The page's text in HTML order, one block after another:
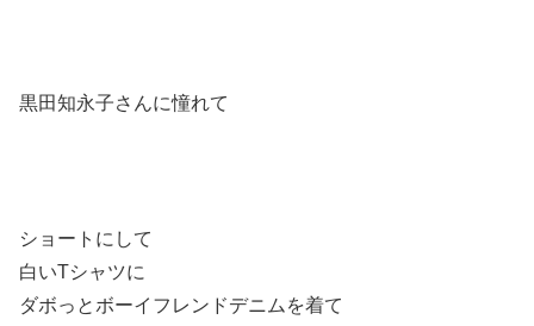
黒田知永子さんに憧れて
ショートにして
白いTシャツに
ダボっとボーイフレンドデニムを着て